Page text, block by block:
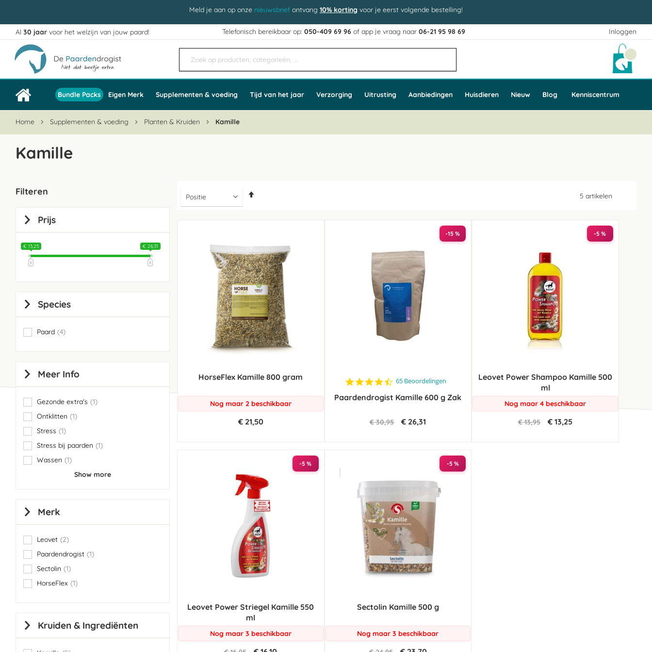
Meld je aan op onze nieuwsbrief ontvang 10% korting voor je eerst volgende bestelling!
Inloggen
Ga
naar
de
inhoud
Al 30 jaar voor het welzijn van jouw paard! Telefonisch bereikbaar op:050-409 69 96 of app je vraag naar06-21 95 98 69
Bundle Packs Eigen Merk Supplementen & voeding Tijd van het jaar Verzorging Uitrusting Aanbiedingen Huisdieren Nieuw Blog Kenniscentrum
Home Supplementen & voeding Planten & Kruiden Kamille
Kamille
5 artikelen
HorseFlex Kamille 800 gram
Nog maar 2 beschikbaar
€ 21,50
-15 %
4.6
rating
65 Beoordelingen
Paardendrogist Kamille 600 g Zak
€ 30,95 € 26,31
-5 %
Leovet Power Shampoo Kamille 500
ml
Nog maar 4 beschikbaar
€ 13,95 € 13,25
-5 %
Leovet Power Striegel Kamille 550
ml
Nog maar 3 beschikbaar
-5 %
Sectolin Kamille 500 g
Nog maar 3 beschikbaar
Filteren
Prijs
€ 13,25 € 26,31
Species
Paard 4
items
Meer Info
Gezonde extra's 1
item
Ontklitten
1
item
Stress
1
item
Stress bij paarden
1
item
Wassen
1
item
Show more
Merk
Leovet 2
items
Paardendrogist 1
item
Sectolin
1
item
HorseFlex 1
item
Kruiden & Ingrediënten